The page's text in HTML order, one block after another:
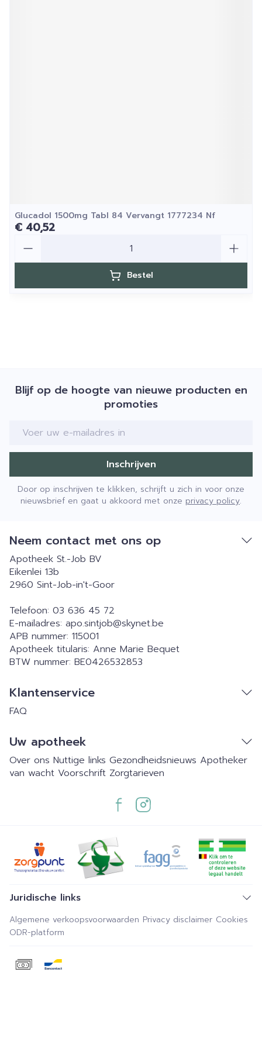
Glucadol 1500mg Tabl 84 Vervangt 1777234 Nf
€ 40,52
Bestel
Blijf op de hoogte van nieuwe producten en
promoties
E-mail adres
Inschrijven
Door op inschrijven te klikken, schrijft u zich in voor onze
nieuwsbrief en gaat u akkoord met onze privacy policy.
Neem contact met ons op
Apotheek St.-Job BV
Eikenlei 13b
2960 Sint-Job-in't-Goor
Telefoon: 03 636 45 72
E-mailadres: apo.sintjob@skynet.be
APB nummer: 115001
Apotheek titularis: Anne Marie Bequet
BTW nummer: BE0426532853
Klantenservice
FAQ
Uw apotheek
Over ons Nuttige links Gezondheidsnieuws Apotheker
van wacht Voorschrift Zorgtarieven
Juridische links
Algemene verkoopsvoorwaarden Privacy disclaimer Cookies
ODR-platform